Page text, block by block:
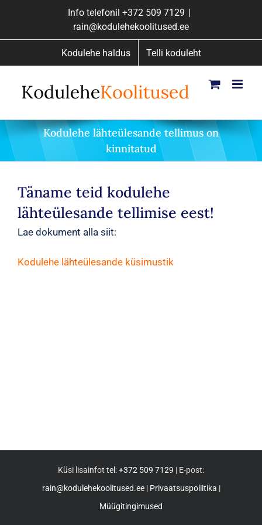
Info telefonil +372 509 7129 |
rain@kodulehekoolitused.ee
Kodulehe haldus Telli koduleht
Kodulehe lähteülesande tellimus on
kinnitatud
Täname teid kodulehe
lähteülesande tellimise eest!
Lae dokument alla siit:
Kodulehe lähteülesande küsimustik
Küsi lisainfot tel: +372 509 7129 | E-post:
rain@kodulehekoolitused.ee| Privaatsuspoliitika |
Müügitingimused